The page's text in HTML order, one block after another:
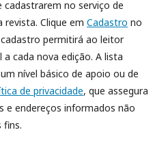
no serviço de
Clique em Cadastro no
permitirá ao leitor
cada nova edição. A lista
nível básico de apoio ou de
de privacidade, que assegura
e endereços informados não
fins.